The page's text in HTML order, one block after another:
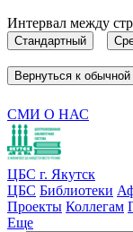
Интервал между
Стандартный
Вернуться к
СМИ О НАС
ЦБС г. Якутск
ЦБС Библиотеки
Проекты Коллегам
Еще